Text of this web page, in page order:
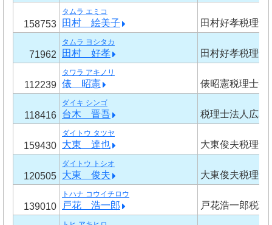
158753
タムラ エミコ
田村 絵美子 田村好孝税理士
71962
タムラ ヨシタカ
田村 好孝 田村好孝税理士
112239
タワラ アキノリ
俵 昭憲 俵昭憲税理士事
118416
ダイキ シンゴ
台木 晋吾 税理士法人広島
159430
ダイトウ タツヤ
大東 達也 大東俊夫税理士
120505
ダイトウ トシオ
大東 俊夫 大東俊夫税理士
139010
トハナ コウイチロウ
戸花 浩一郎 戸花浩一郎税理